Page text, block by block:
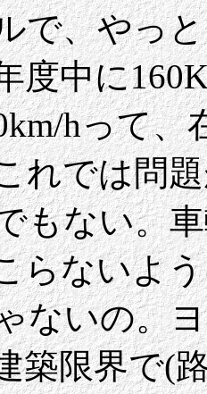
で、やっ
度中に
hって、
れでは問
もない。
らないよ
ないの。
築限界で(